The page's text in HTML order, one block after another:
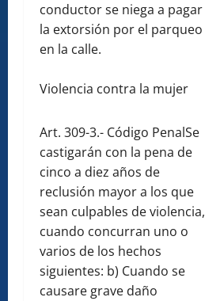
conductor se niega a pagar
la extorsión por el parqueo
en la calle.
Violencia contra la mujer
Art. 309-3.- Código PenalSe
castigarán con la pena de
cinco a diez años de
reclusión mayor a los que
sean culpables de violencia,
cuando concurran uno o
varios de los hechos
siguientes: b) Cuando se
causare grave daño